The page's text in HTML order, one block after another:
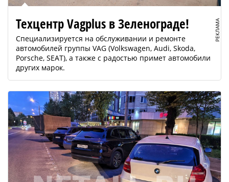
РЕКЛАМА
Техцентр Vagplus в Зеленограде!
Специализируется на обслуживании и ремонте
автомобилей группы VAG (Volkswagen, Audi, Skoda,
Porsche, SEAT), а также с радостью примет автомобили
других марок.